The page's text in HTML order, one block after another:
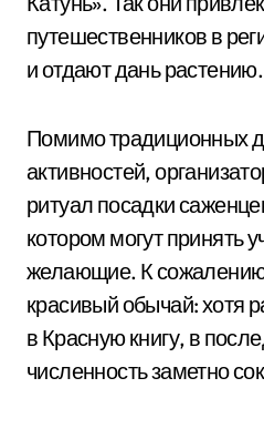
путешественников в
и отдают дань растению.
Помимо традиционных
активностей,
ритуал посадки
котором могут принять
желающие. К
красивый обычай: хотя
в Красную книгу, в
численность заметно